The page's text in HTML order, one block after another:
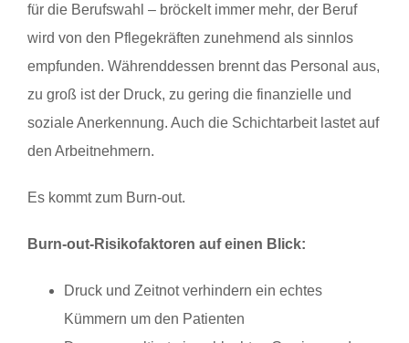
für die Berufswahl – bröckelt immer mehr, der Beruf
wird von den Pflegekräften zunehmend als sinnlos
empfunden. Währenddessen brennt das Personal aus,
zu groß ist der Druck, zu gering die finanzielle und
soziale Anerkennung. Auch die Schichtarbeit lastet auf
den Arbeitnehmern.
Es kommt zum Burn-out.
Burn-out-Risikofaktoren auf einen Blick:
Druck und Zeitnot verhindern ein echtes
Kümmern um den Patienten